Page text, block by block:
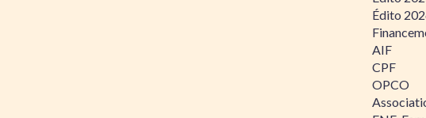
Édito
AIF
CPF
OPCO